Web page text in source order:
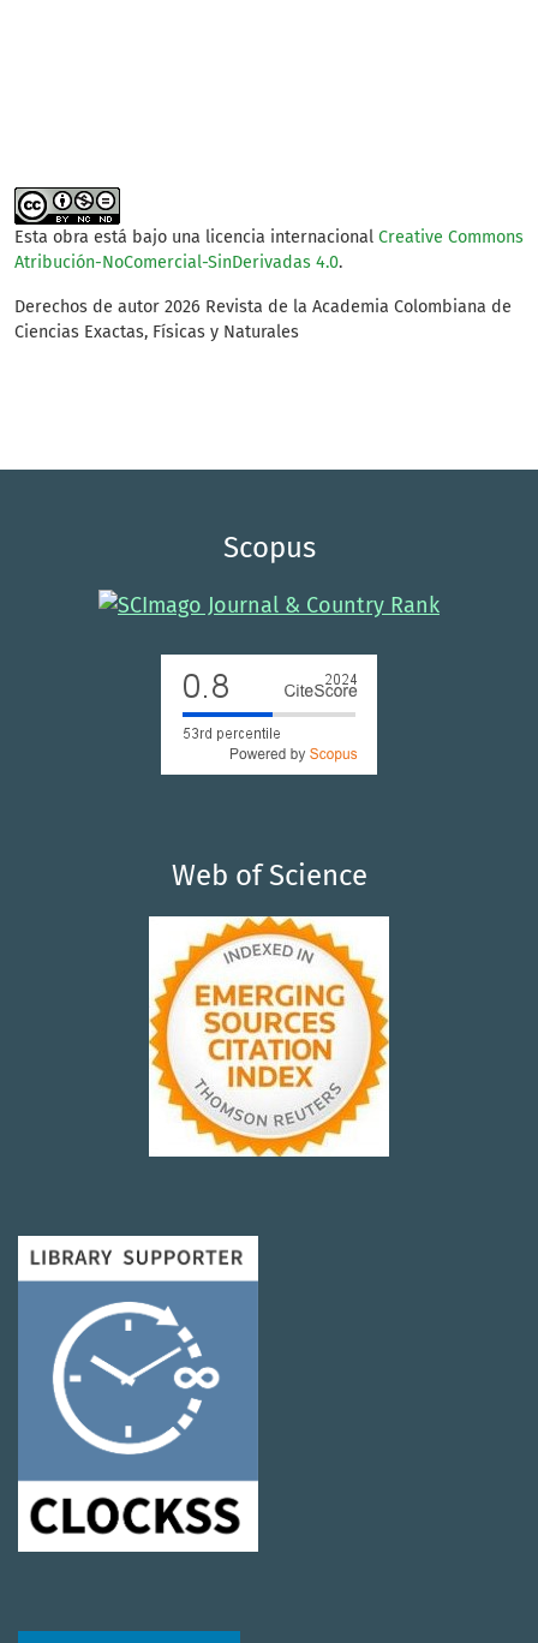
Esta obra está bajo una licencia internacional Creative Commons
Atribución-NoComercial-SinDerivadas 4.0.
Derechos de autor 2026 Revista de la Academia Colombiana de
Ciencias Exactas, Físicas y Naturales
Scopus
Web of Science